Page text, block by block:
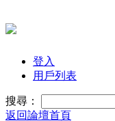
登入
用戶列表
搜尋：
返回論壇首頁